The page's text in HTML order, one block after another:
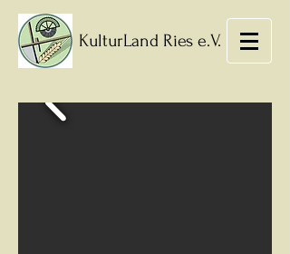
KulturLand Ries e.V.